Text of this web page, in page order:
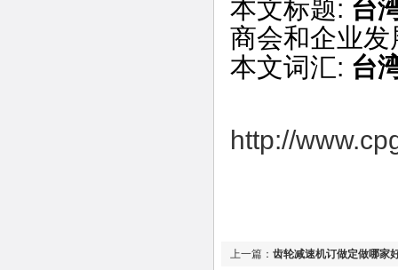
本文标题: 台
商会和企业发
本文词汇: 台
http://
上一篇： 齿轮减速机订做定做哪家